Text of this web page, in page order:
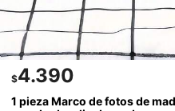
$4.390
1 pieza Marco de fotos de